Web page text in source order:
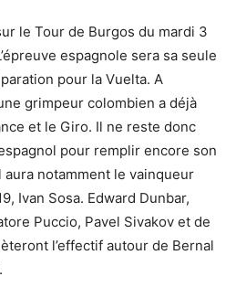
le Tour de Burgos du mardi 3
espagnole sera sa seule
pour la Vuelta. A
grimpeur colombien a déjà
et le Giro. Il ne reste donc
pour remplir encore son
aura notamment le vainqueur
Ivan Sosa. Edward Dunbar,
Puccio, Pavel Sivakov et de
l’effectif autour de Bernal